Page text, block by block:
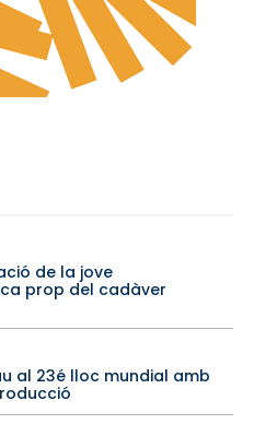
de la jove
prop del cadàver
al 23é lloc mundial amb